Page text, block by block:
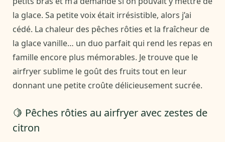
la glace. Sa petite voix était irrésistible, alors j’ai
cédé. La chaleur des pêches rôties et la fraîcheur de
la glace vanille… un duo parfait qui rend les repas en
famille encore plus mémorables. Je trouve que le
airfryer sublime le goût des fruits tout en leur
donnant une petite croûte délicieusement sucrée.
🍋 Pêches rôties au airfryer avec zestes de
citron